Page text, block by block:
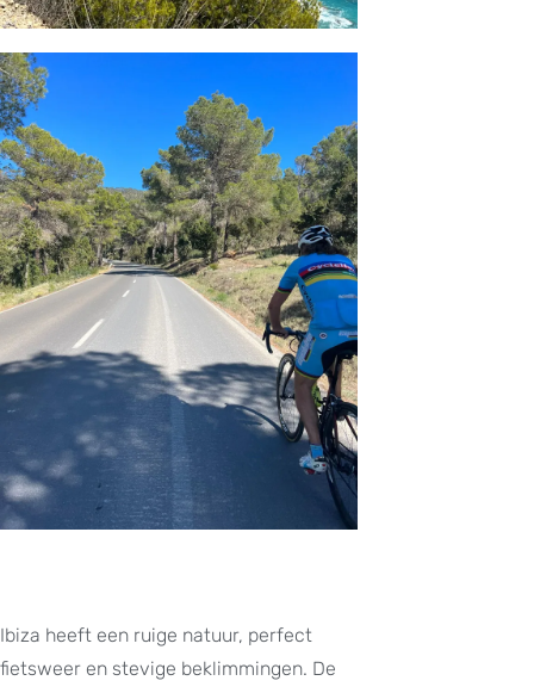
Ibiza heeft een ruige natuur, perfect
fietsweer en stevige beklimmingen. De